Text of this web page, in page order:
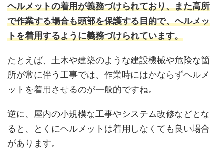
ヘルメットの着用が義務づけられており、また高所
で作業する場合も頭部を保護する目的で、ヘルメッ
トを着用するように義務づけられています。
たとえば、土木や建築のような建設機械や危険な箇
所が常に伴う工事では、作業時にはかならずヘルメ
ットを着用させるのが一般的ですね。
逆に、屋内の小規模な工事やシステム改修などとな
ると、とくにヘルメットは着用しなくても良い場合
があります。